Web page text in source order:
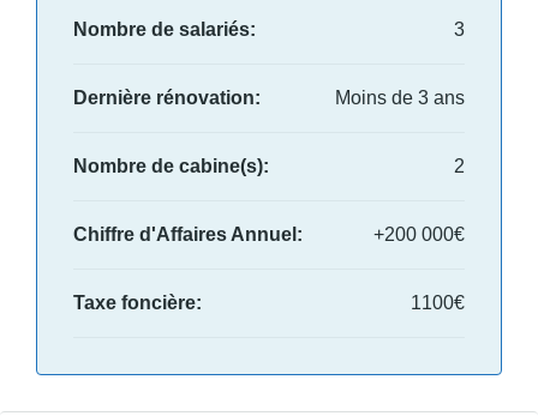
Nombre de salariés: 3
Dernière rénovation: Moins de 3 ans
Nombre de cabine(s): 2
Chiffre d'Affaires Annuel: +200 000€
Taxe foncière: 1100€